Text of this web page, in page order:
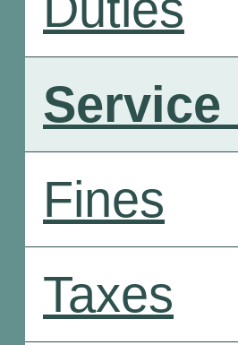
Service
Fines
Taxes